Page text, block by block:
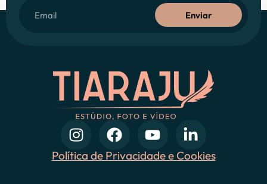
Enviar
Política de Privacidade e Cookies